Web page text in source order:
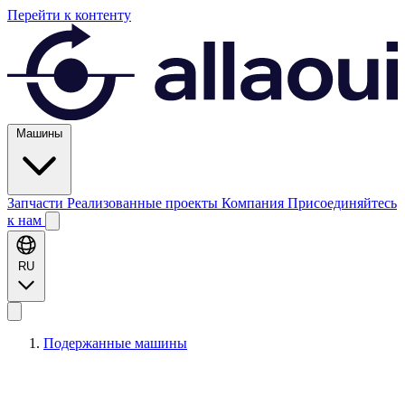
Перейти к контенту
Машины
Запчасти Реализованные проекты Компания Присоединяйтесь
к нам
RU
Подержанные машины